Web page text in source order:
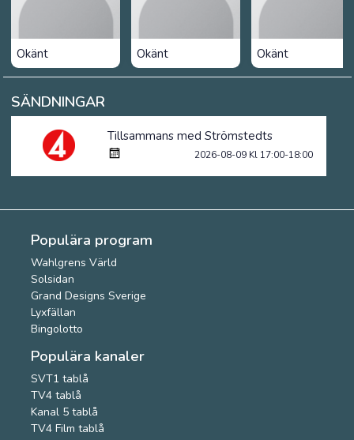
Okänt Okänt Okänt
SÄNDNINGAR
Tillsammans med Strömstedts
2026-08-09 Kl 17:00-18:00
Populära program
Wahlgrens Värld
Solsidan
Grand Designs Sverige
Lyxfällan
Bingolotto
Populära kanaler
SVT1 tablå
TV4 tablå
Kanal 5 tablå
TV4 Film tablå